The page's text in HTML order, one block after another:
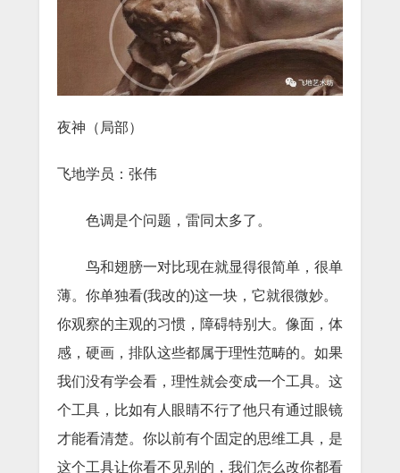
夜神（局部）
飞地学员：张伟
色调是个问题，雷同太多了。
鸟和翅膀一对比现在就显得很简单，很单
薄。你单独看(我改的)这一块，它就很微妙。
你观察的主观的习惯，障碍特别大。像面，体
感，硬画，排队这些都属于理性范畴的。如果
我们没有学会看，理性就会变成一个工具。这
个工具，比如有人眼睛不行了他只有通过眼镜
才能看清楚。你以前有个固定的思维工具，是
这个工具让你看不见别的，我们怎么改你都看